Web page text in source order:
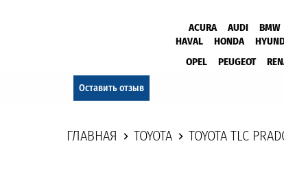
ACURA AUDI BMW
HAVAL
HONDA
OPEL
PEUGEOT
Оставить отзыв
ГЛАВНАЯ TOYOTA TOYOTA TLC